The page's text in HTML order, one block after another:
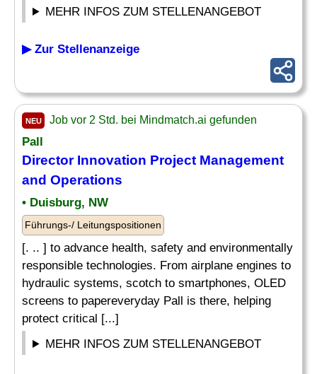
MEHR INFOS ZUM STELLENANGEBOT
▶ Zur Stellenanzeige
NEU Job vor 2 Std. bei Mindmatch.ai gefunden
Pall
DirectorInnovation Project Management
and Operations
• Duisburg, NW
Führungs-/ Leitungspositionen
[. .. ] to advance health, safety and environmentally
responsible technologies. From airplane engines to
hydraulic systems, scotch to smartphones, OLED
screens to papereveryday Pall is there, helping
protect critical [...]
MEHR INFOS ZUM STELLENANGEBOT